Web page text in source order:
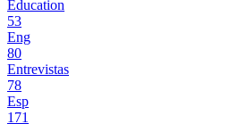
Education
53
Eng
80
Entrevistas
78
Esp
171